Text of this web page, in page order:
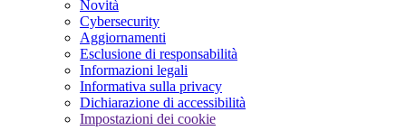
Novità
Cybersecurity
Aggiornamenti
Esclusione di responsabilità
Informazioni legali
Informativa sulla privacy
Dichiarazione di accessibilità
Impostazioni dei cookie